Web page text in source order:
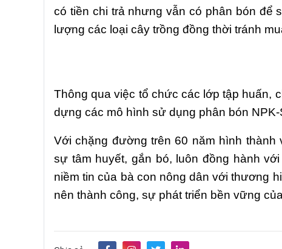
có tiền chi trả nhưng vẫn có phân bón để
lượng các loại cây trồng đồng thời tránh
Thông qua việc tổ chức các lớp tập huấn,
dựng các mô hình sử dụng phân bón
Với chặng đường trên 60 năm hình
sự tâm huyết, gắn bó, luôn đồng hành
niềm tin của bà con nông dân với thương
nên thành công, sự phát triển bền vững